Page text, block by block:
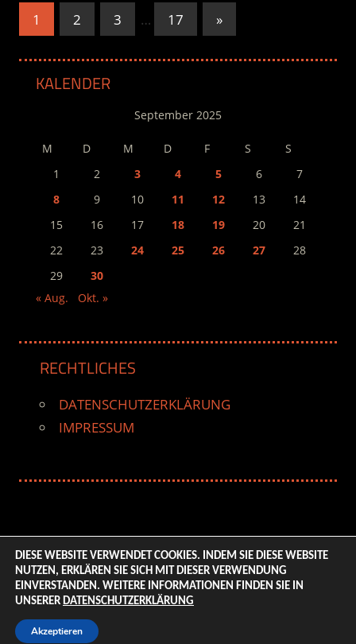
Seitennummerierung
Beiträge
1 2 3 … 17
Nächste
Beiträge
»
KALENDER
September 2025
M D M D F S
S
1
2 3 4 5 6
7
8
9 10 11 12 13
14
15
16 17 18 19 20
21
22
23 24 25 26 27
28
29
30
« Aug.
Okt. »
RECHTLICHES
DATENSCHUTZERKLÄRUNG
IMPRESSUM
© 2026 ENTERTAINMENT BASE – Life & Style Magazine.
All Rights Reserved. | Based on
DIESE WEBSITE VERWENDET COOKIES. INDEM SIE DIESE WEBSITE
NUTZEN, ERKLÄREN SIE SICH MIT DIESER VERWENDUNG
EINVERSTANDEN. WEITERE INFORMATIONEN FINDEN SIE IN
UNSERER DATENSCHUTZERKLÄRUNG
Akzeptieren